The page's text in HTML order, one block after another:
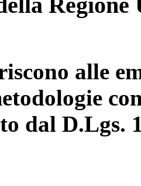
alle
dal D.Lgs.